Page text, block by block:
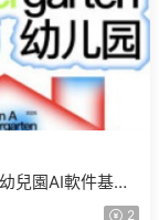
兒園AI軟件基礎
2